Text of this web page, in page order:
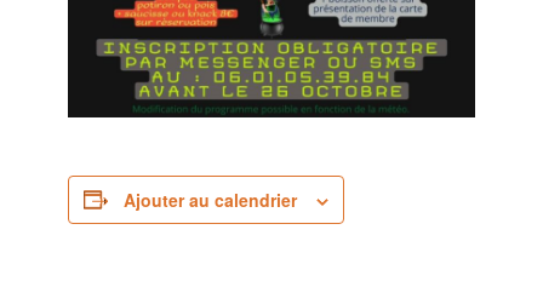
Ajouter au calendrier